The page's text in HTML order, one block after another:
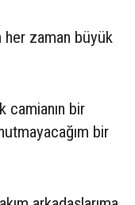
her zaman büyük
camianın bir
bir